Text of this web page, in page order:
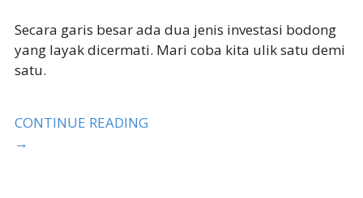
Secara garis besar ada dua jenis investasi bodong
yang layak dicermati. Mari coba kita ulik satu demi
satu.
CONTINUE READING
→